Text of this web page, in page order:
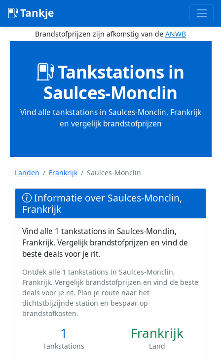
Tankje
Brandstofprijzen zijn afkomstig van de ANWB
Tankstations in
Saulces-Monclin
Vind alle tankstations in Saulces-Monclin, Frankrijk
en vergelijk brandstofprijzen
Landen Frankrijk Saulces-Monclin
Informatie over Saulces-Monclin,
Frankrijk
Vind alle 1 tankstations in Saulces-Monclin,
Frankrijk. Vergelijk brandstofprijzen en vind de
beste deals voor je rit.
Ontdek alle 1 tankstations in Saulces-Monclin,
Frankrijk. Vergelijk brandstofprijzen en vind de beste
deals voor je rit. Plan je route naar het
dichtstbijzijnde station en bespaar op
brandstofkosten.
1
Tankstations
Frankrijk
Land